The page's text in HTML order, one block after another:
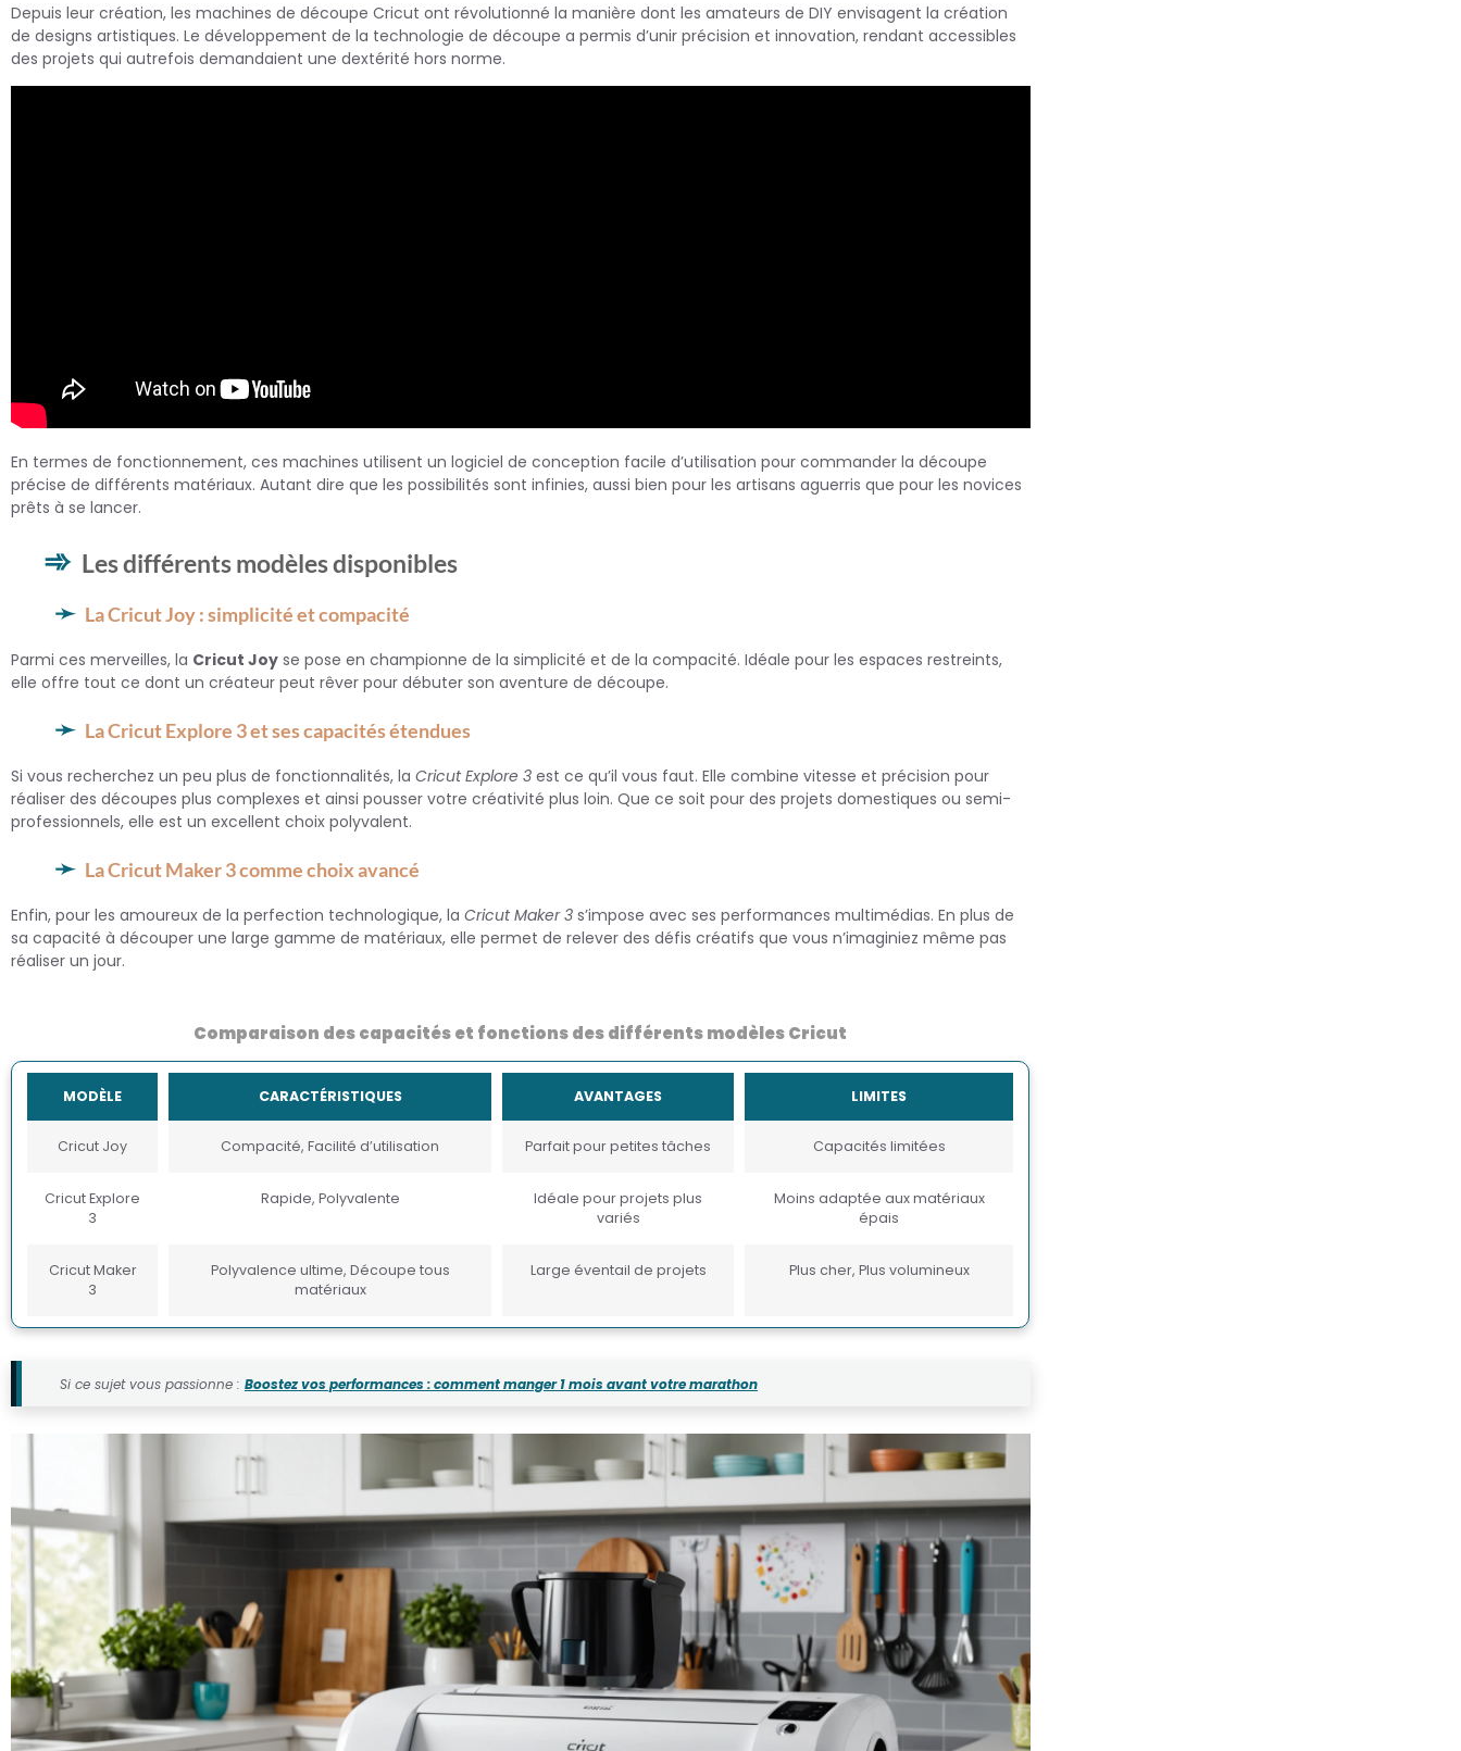
Depuis leur création, les machines de découpe Cricut ont révolutionné la manière dont les amateurs de DIY envisagent la création
de designs artistiques. Le développement de la technologie de découpe a permis d’unir précision et innovation, rendant accessibles
des projets qui autrefois demandaient une dextérité hors norme.
En termes de fonctionnement, ces machines utilisent un logiciel de conception facile d’utilisation pour commander la découpe
précise de différents matériaux. Autant dire que les possibilités sont infinies, aussi bien pour les artisans aguerris que pour les novices
prêts à se lancer.
Les différents modèles disponibles
La Cricut Joy : simplicité et compacité
Parmi ces merveilles, la Cricut Joy se pose en championne de la simplicité et de la compacité. Idéale pour les espaces restreints,
elle offre tout ce dont un créateur peut rêver pour débuter son aventure de découpe.
La Cricut Explore 3 et ses capacités étendues
Si vous recherchez un peu plus de fonctionnalités, la Cricut Explore 3 est ce qu’il vous faut. Elle combine vitesse et précision pour
réaliser des découpes plus complexes et ainsi pousser votre créativité plus loin. Que ce soit pour des projets domestiques ou semi-
professionnels, elle est un excellent choix polyvalent.
La Cricut Maker 3 comme choix avancé
Enfin, pour les amoureux de la perfection technologique, la Cricut Maker 3 s’impose avec ses performances multimédias. En plus de
sa capacité à découper une large gamme de matériaux, elle permet de relever des défis créatifs que vous n’imaginiez même pas
réaliser un jour.
Comparaison des capacités et fonctions des différents modèles Cricut
MODÈLE CARACTÉRISTIQUES AVANTAGES LIMITES
Cricut Joy Compacité, Facilité d’utilisation Parfait pour petites tâches Capacités limitées
Cricut Explore
3
Rapide, Polyvalente
Idéale pour projets plus
variés
Moins adaptée aux matériaux
épais
Cricut Maker
3
Polyvalence ultime, Découpe tous
matériaux
Large éventail de projets Plus cher, Plus volumineux
Si ce sujet vous passionne : Boostez vos performances : comment manger 1 mois avant votre marathon